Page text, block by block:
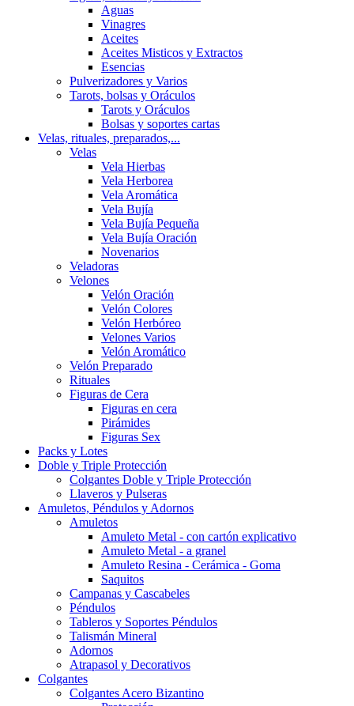
Aguas
Vinagres
Aceites
Aceites Misticos y Extractos
Esencias
Pulverizadores y Varios
Tarots, bolsas y Oráculos
Tarots y Oráculos
Bolsas y soportes cartas
Velas, rituales, preparados,...
Velas
Vela Hierbas
Vela Herborea
Vela Aromática
Vela Bujía
Vela Bujía Pequeña
Vela Bujía Oración
Novenarios
Veladoras
Velones
Velón Oración
Velón Colores
Velón Herbóreo
Velones Varios
Velón Aromático
Velón Preparado
Rituales
Figuras de Cera
Figuras en cera
Pirámides
Figuras Sex
Packs y Lotes
Doble y Triple Protección
Colgantes Doble y Triple Protección
Llaveros y Pulseras
Amuletos, Péndulos y Adornos
Amuletos
Amuleto Metal - con cartón explicativo
Amuleto Metal - a granel
Amuleto Resina - Cerámica - Goma
Saquitos
Campanas y Cascabeles
Péndulos
Tableros y Soportes Péndulos
Talismán Mineral
Adornos
Atrapasol y Decorativos
Colgantes
Colgantes Acero Bizantino